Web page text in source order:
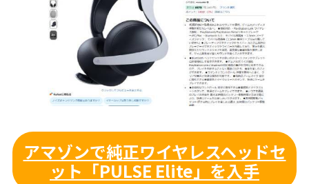
アマゾンで純正ワイヤレスヘッドセ
ット「PULSE Elite」を入手